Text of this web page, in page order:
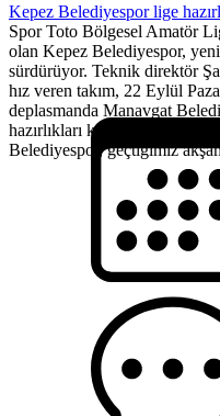
Kepez Belediyespor lige
Spor Toto Bölgesel Amatör
olan Kepez Belediyespor, yeni
sürdürüyor. Teknik direktör
hız veren takım, 22 Eylül
deplasmanda Manavgat
hazırlıkları kapsamında özel
Belediyespor, geçtiğimiz